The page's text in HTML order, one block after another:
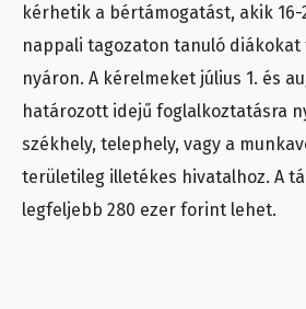
kérhetik a bértámogatást, akik 16-
nappali tagozaton tanuló
nyáron. A kérelmeket július 1. és
határozott idejű foglalkoztatásra
székhely, telephely, vagy a
területileg illetékes hivatalhoz. A
legfeljebb 280 ezer forint lehet.